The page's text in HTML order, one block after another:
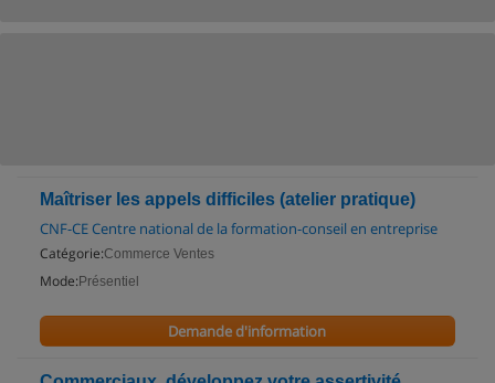
Maîtriser les appels difficiles (atelier pratique)
CNF-CE Centre national de la formation-conseil en entreprise
Catégorie:Commerce Ventes
Mode: Présentiel
Demande d'information